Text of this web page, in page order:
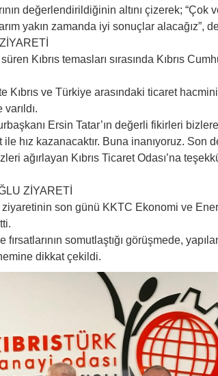
değerlendirildiğinin altını çizerek; “Çok
yakın zamanda iyi sonuçlar alacağız”,
Kıbrıs temasları sırasında Kıbrıs
Kıbrıs ve Türkiye arasındaki ticaret
Ersin Tatar’ın değerli fikirleri
hız kazanacaktır. Buna inanıyoruz. Son
ağırlayan Kıbrıs Ticaret Odası’na
ZİYARETİ
ziyaretinin son günü KKTC Ekonomi ve
somutlaştığı görüşmede,
dikkat çekildi.